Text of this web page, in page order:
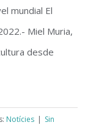
mundial El
Miel Muria,
desde
Notícies | Sin